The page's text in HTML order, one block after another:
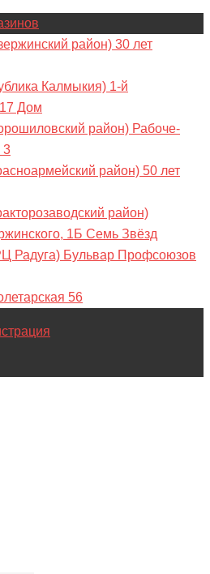
район) 30 лет
Калмыкия) 1-й
Дом
район) Рабоче-
3
район) 50 лет
район)
1Б Семь Звёзд
Радуга) Бульвар Профсоюзов
56